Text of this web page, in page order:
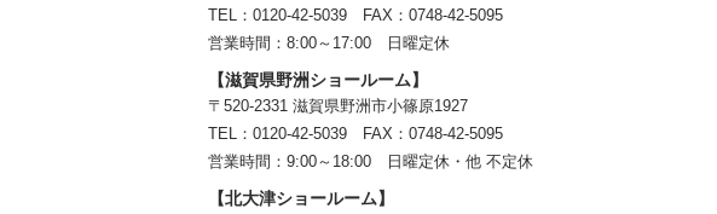
TEL：0120-42-5039 FAX：0748-42-5095
営業時間：8:00～17:00 日曜定休
【滋賀県野洲ショールーム】
〒520-2331 滋賀県野洲市小篠原1927
TEL： 0120-42-5039 FAX：0748-42-5095
営業時間：9:00～18:00
日曜定休・他 不定休
【北大津ショールーム】